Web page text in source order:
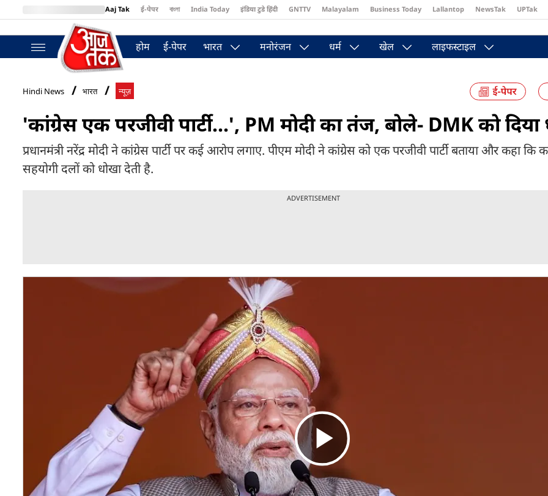
Aaj Tak ई-पेपर বাংলা India Today इंडिया टुडे हिंदी GNTTV Malayalam Business Today Lallantop NewsTak UPTak
BT Bazaar
होम ई-पेपर भारत मनोरंजन धर्म खेल लाइफस्टाइल
Hindi News भारत न्यूज़
'कांग्रेस एक परजीवी पार्टी...', PM मोदी का तंज, बोले- DMK को दिया
प्रधानमंत्री नरेंद्र मोदी ने कांग्रेस पार्टी पर कई आरोप लगाए. पीएम मोदी ने कांग्रेस को एक परजीवी पार्टी बताया और कहा कि
सहयोगी दलों को धोखा देती है.
ADVERTISEMENT